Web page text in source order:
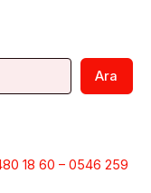
Ara
18 60 – 0546 259